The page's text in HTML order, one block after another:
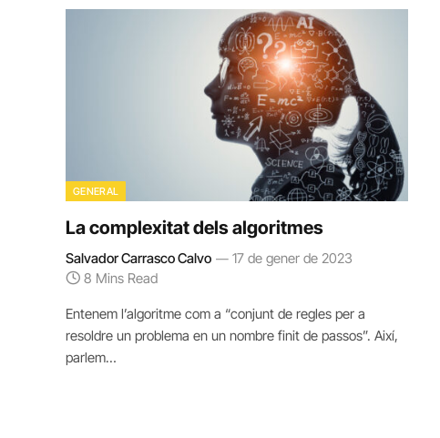
GENERAL
La complexitat dels algoritmes
Salvador Carrasco Calvo
17 de gener de 2023
8 Mins Read
Entenem l’algoritme com a “conjunt de regles per a
resoldre un problema en un nombre finit de passos”. Així,
parlem…